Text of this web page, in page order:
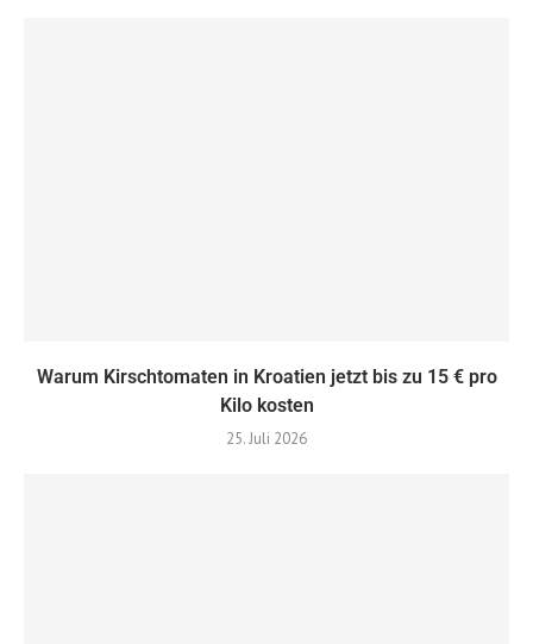
Warum Kirschtomaten in Kroatien jetzt bis zu 15 € pro
Kilo kosten
25. Juli 2026